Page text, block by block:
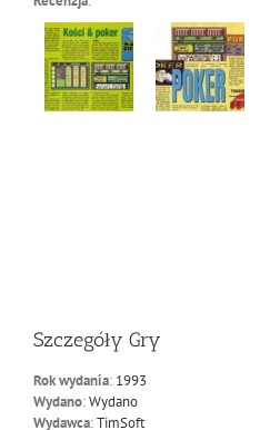
Szczegóły Gry
Rok wydania: 1993
Wydano:Wydano
Wydawca:TimSoft